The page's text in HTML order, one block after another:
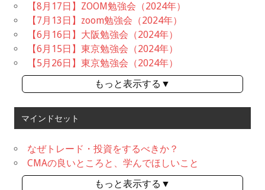
【8月17日】ZOOM勉強会（2024年）
【7月13日】zoom勉強会（2024年）
【6月16日】大阪勉強会（2024年）
【6月15日】東京勉強会（2024年）
【5月26日】東京勉強会（2024年）
もっと表示する▼
マインドセット
なぜトレード・投資をするべきか？
CMAの良いところと、学んでほしいこと
もっと表示する▼